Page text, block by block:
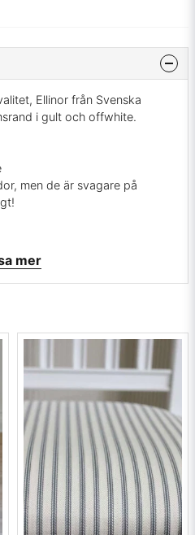
Ellinor från Svenska
i gult och offwhite.
men de är svagare på
två prickar på strykjärnet.
rand
ett lite kraftigare och populärt
kuddar och dynor. Mycket
för stolsdynor och
möbler är ofta
stilen sträcker sig alltså så
Berghems väveri grundades
det gamla mejeriet i
av möbeltyg på en
Väveriet utvecklades och
Produktionen bestod av
jacquardmönster, samt
mer